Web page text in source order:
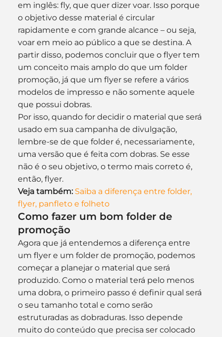
em inglês: fly, que quer dizer voar. Isso porque
o objetivo desse material é circular
rapidamente e com grande alcance – ou seja,
voar em meio ao público a que se destina. A
partir disso, podemos concluir que o flyer tem
um conceito mais amplo do que um folder
promoção, já que um flyer se refere a vários
modelos de impresso e não somente aquele
que possui dobras.
Por isso, quando for decidir o material que será
usado em sua campanha de divulgação,
lembre-se de que folder é, necessariamente,
uma versão que é feita com dobras. Se esse
não é o seu objetivo, o termo mais correto é,
então, flyer.
Veja também: Saiba a diferença entre folder,
flyer, panfleto e folheto
Como fazer um bom folder de
promoção
Agora que já entendemos a diferença entre
um flyer e um folder de promoção, podemos
começar a planejar o material que será
produzido. Como o material terá pelo menos
uma dobra, o primeiro passo é definir qual será
o seu tamanho total e como serão
estruturadas as dobraduras. Isso depende
muito do conteúdo que precisa ser colocado